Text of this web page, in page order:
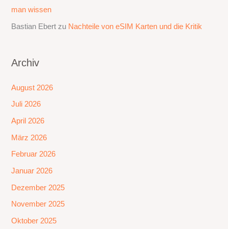
man wissen
Bastian Ebert zu Nachteile von eSIM Karten und die Kritik
Archiv
August 2026
Juli 2026
April 2026
März 2026
Februar 2026
Januar 2026
Dezember 2025
November 2025
Oktober 2025